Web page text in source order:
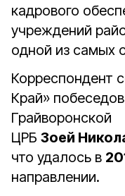
кадрового
учреждений
одной из самых
Корреспондент
Край»
Грайворонской
ЦРБ Зоей
что удалось в
направлении.